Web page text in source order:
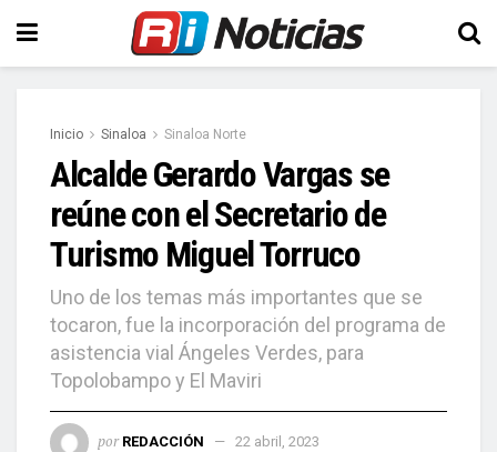
Inicio Sinaloa Sinaloa Norte
Alcalde Gerardo Vargas se
reúne con el Secretario de
Turismo Miguel Torruco
Uno de los temas más importantes que se
tocaron, fue la incorporación del programa de
asistencia vial Ángeles Verdes, para
Topolobampo y El Maviri
por REDACCIÓN 22 abril, 2023